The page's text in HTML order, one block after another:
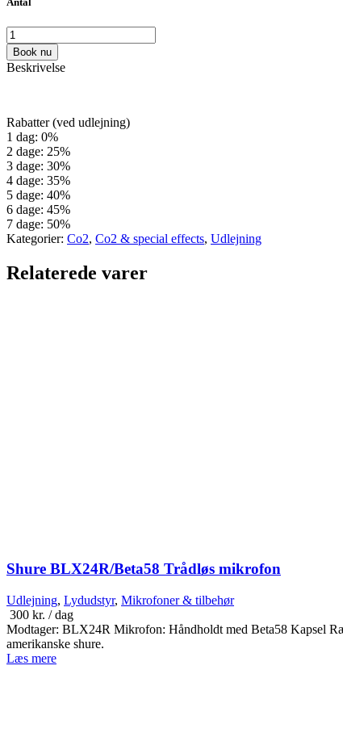
Book nu
Beskrivelse
Rabatter (ved udlejning)
1 dag: 0%
2 dage: 25%
3 dage: 30%
4 dage: 35%
5 dage: 40%
6 dage: 45%
7 dage: 50%
Kategorier: Co2, Co2 & special effects, Udlejning
Relaterede varer
Shure BLX24R/Beta58 Trådløs mikrofon
Udlejning, Lydudstyr, Mikrofoner & tilbehør
300 kr. / dag
Modtager: BLX24R Mikrofon: Håndholdt med Beta58 Kapsel
amerikanske shure.
Læs mere